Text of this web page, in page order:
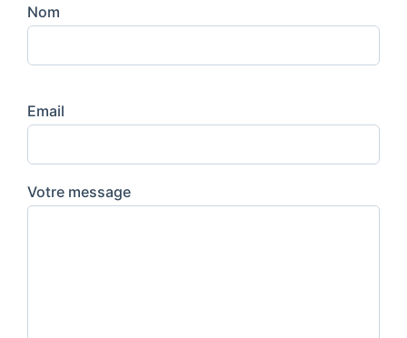
Nom
Email
Votre message